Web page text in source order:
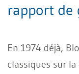
rapport de
En 1974 déjà,
classiques sur